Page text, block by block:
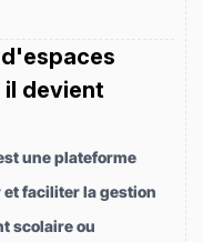
il devient
une plateforme
faciliter la gestion
scolaire ou